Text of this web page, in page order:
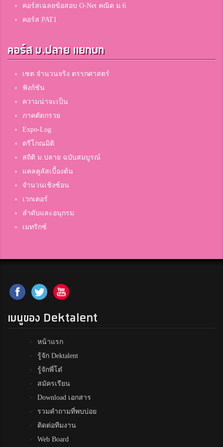
คอร์สเฉลยข้อสอบ O-Net คณิต ม.6
คอร์ส PAT1
คอร์ส ม.ปลาย แยกบท
เซต จำนวนจริง ตรรกศาสตร์
ฟังก์ชัน
ความน่าจะเป็น
ภาคตัดกรวย
Expo-Log
ตรีโกณมิติ
สถิติ ม.ปลาย ฉบับสมบูรณ์
แคลคูลัสเบื้องต้น
จำนวนเชิงซ้อน
เวกเตอร์
ลำดับและอนุกรม
เมทริกซ์
เมนูของ Dektalent
หน้าแรก
รู้จัก Dektalent
รู้จักพี่โต๋
สมัครเรียน
Download เอกสาร
รวมคำถามที่พบบ่อย
ติดต่อทีมงาน
Web Board